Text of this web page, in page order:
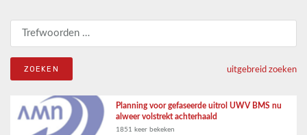
Zoeken naar:
uitgebreid zoeken
Planning voor gefaseerde uitrol UWV BMS nu
alweer volstrekt achterhaald
1851 keer bekeken